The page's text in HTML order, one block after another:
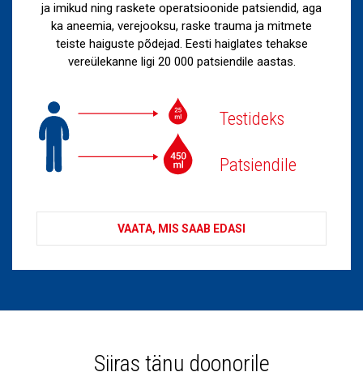
ja imikud ning raskete operatsioonide patsiendid, aga
ka aneemia, verejooksu, raske trauma ja mitmete
teiste haiguste põdejad. Eesti haiglates tehakse
vereülekanne ligi 20 000 patsiendile aastas.
Testideks
Patsiendile
VAATA, MIS SAAB EDASI
Siiras tänu doonorile